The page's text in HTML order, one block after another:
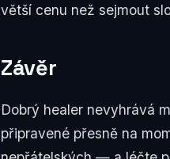
větší cenu než sejmout
Závěr
Dobrý healer nevyhrává
připravené přesně na